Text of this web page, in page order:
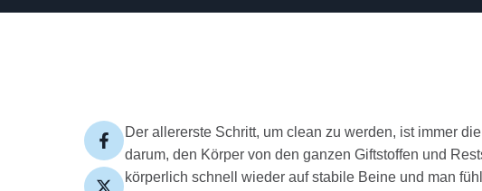
Der allererste Schritt, um clean zu werden, ist immer die
darum, den Körper von den ganzen Giftstoffen und
körperlich schnell wieder auf stabile Beine und man